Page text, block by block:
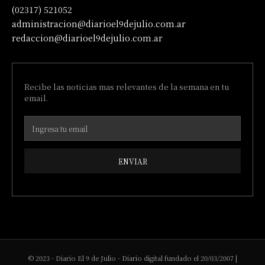
(02317) 521052
administracion@diarioel9dejulio.com.ar
redaccion@diarioel9dejulio.com.ar
Recibe las noticias mas relevantes de la semana en tu
email.
ENVIAR
© 2023 - Diario El 9 de Julio - Diario digital fundado el 20/03/2007 |